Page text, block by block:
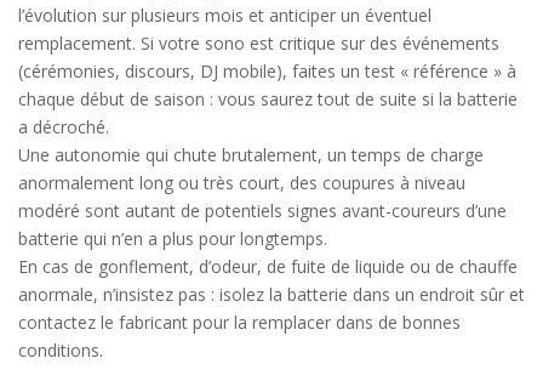
l’évolution sur plusieurs mois et anticiper un éventuel
remplacement. Si votre sono est critique sur des événements
(cérémonies, discours, DJ mobile), faites un test « référence » à
chaque début de saison : vous saurez tout de suite si la batterie
a décroché.
Une autonomie qui chute brutalement, untemps de charge
anormalement long ou très court, des coupures à niveau
modéré sont autant de potentiels signes avant-coureurs d’une
batterie qui n’en a plus pour longtemps.
En cas de gonflement, d’odeur, de fuite de liquide ou de chauffe
anormale, n’insistez pas : isolez la batterie dans un endroit sûr et
contactez le fabricant pour la remplacer dans de bonnes
conditions.